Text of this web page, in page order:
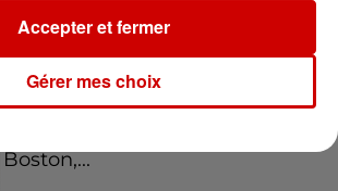
Aménager un school bus au
Boston,...
Gérer mes choix
Accepter et fermer